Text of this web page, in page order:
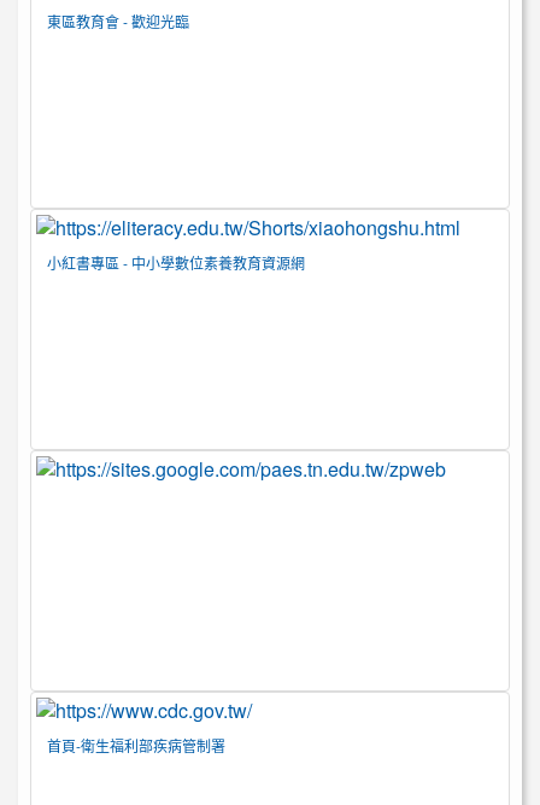
東區教育會 - 歡迎光臨
小紅書專區 - 中小學數位素養教育資源網
首頁-衛生福利部疾病管制署